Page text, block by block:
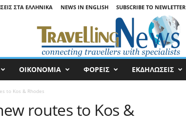
ΣΤΑ ΕΛΛΗΝΙΚΆ NEWS IN ENGLISH SUBSCRIBE TO NEWLETTER
ΟΙΚΟΝΟΜΙΑ ΦΟΡΕΙΣ ΕΚΔΗΛΩΣΕΙΣ
to Kos & Rhodes
routes to Kos &